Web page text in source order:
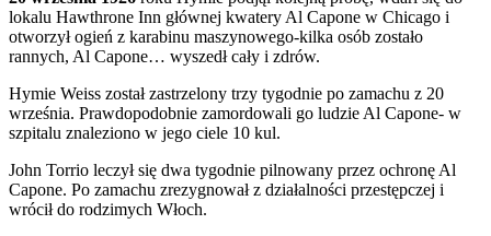
lokalu Hawthrone Inn głównej kwatery Al Capone w Chicago i
otworzył ogień z karabinu maszynowego-kilka osób zostało
rannych, Al Capone… wyszedł cały i zdrów.
Hymie Weiss został zastrzelony trzy tygodnie po zamachu z 20
września. Prawdopodobnie zamordowali go ludzie Al Capone- w
szpitalu znaleziono w jego ciele 10 kul.
John Torrio leczył się dwa tygodnie pilnowany przez ochronę Al
Capone. Po zamachu zrezygnował z działalności przestępczej i
wrócił do rodzimych Włoch.